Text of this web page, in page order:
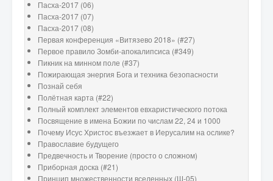
Пасха-2017 (06)
Пасха-2017 (07)
Пасха-2017 (08)
Первая конференция «Витязево 2018» (#27)
Первое правило Зомби-апокалипсиса (#349)
Пикник на минном поле (#37)
Пожирающая энергия Бога и техника безопасности
Познай себя
Полётная карта (#22)
Полный комплект элементов евхаристического потока
Посвящение в имена Божии по числам 22, 24 и 1000
Почему Исус Христос въезжает в Иерусалим на ослике?
Православие будущего
Предвечность и Творение (просто о сложном)
Приборная доска (#21)
Принцип множественности вселенных (Ш-05)